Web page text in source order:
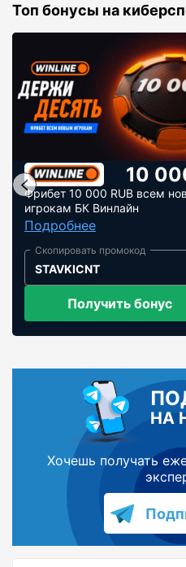
Топ бонусы на
10
Фрибет 10 000 RUB всем
игрокам БК Винлайн
Подробнее
STAVKICNT
Получить бонус
НА
Хочешь получать